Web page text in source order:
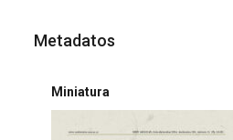
Metadatos
Miniatura